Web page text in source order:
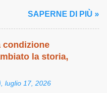
SAPERNE DI PIÙ »
condizione
la storia,
luglio 17, 2026